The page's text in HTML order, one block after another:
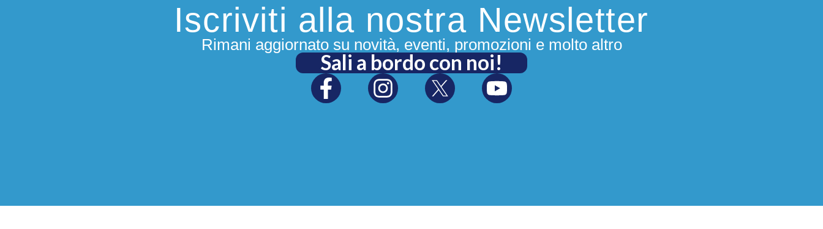
Iscriviti alla nostra Newsletter
Rimani aggiornato su novità, eventi, promozioni e molto altro
Sali a bordo con noi!